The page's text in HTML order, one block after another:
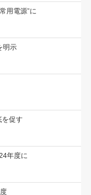
用電源”に
明示
促す
年度に